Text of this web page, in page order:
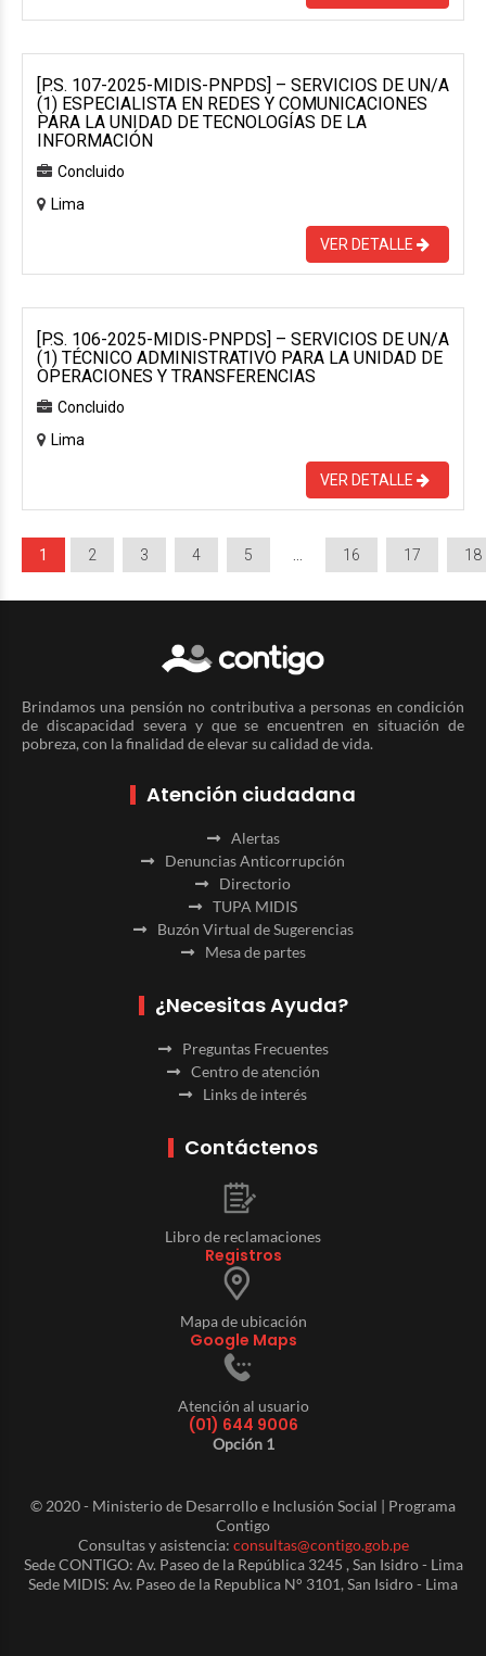
[P.S. 107-2025-MIDIS-PNPDS] – SERVICIOS DE UN/A
(1) ESPECIALISTA EN REDES Y COMUNICACIONES
PARA LA UNIDAD DE TECNOLOGÍAS DE LA
INFORMACIÓN
Concluido
Lima
VER DETALLE
[P.S. 106-2025-MIDIS-PNPDS] – SERVICIOS DE UN/A
(1) TÉCNICO ADMINISTRATIVO PARA LA UNIDAD DE
OPERACIONES Y TRANSFERENCIAS
Concluido
Lima
VER DETALLE
1 2 3 4 5 16 17 18
Brindamos una pensión no contributiva a personas en condición
de discapacidad severa y que se encuentren en situación de
pobreza, con la finalidad de elevar su calidad de vida.
Atención ciudadana
Alertas
Denuncias Anticorrupción
Directorio
TUPA MIDIS
Buzón Virtual de Sugerencias
Mesa de partes
¿Necesitas Ayuda?
Preguntas Frecuentes
Centro de atención
Links de interés
Contáctenos
Libro de reclamaciones
Registros
Mapa de ubicación
Google Maps
Atención al usuario
(01) 644 9006
Opción 1
© 2020 - Ministerio de Desarrollo e Inclusión Social | Programa
Contigo
Consultas y asistencia: consultas@contigo.gob.pe
Sede CONTIGO: Av. Paseo de la República 3245 , San Isidro - Lima
Sede MIDIS: Av. Paseo de la Republica N° 3101, San Isidro - Lima